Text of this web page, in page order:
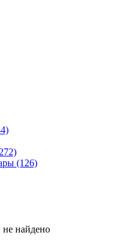
(126)
не найдено